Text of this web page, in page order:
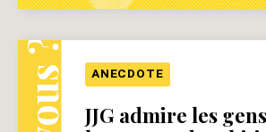
ANECDOTE
JJG admire les